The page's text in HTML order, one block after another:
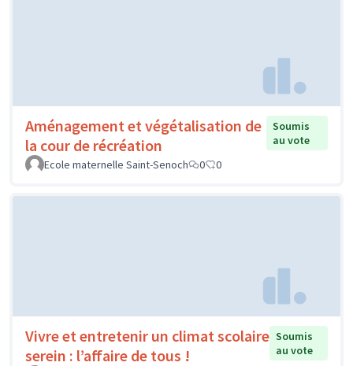
Aménagement et végétalisation de
la cour de récréation
Soumis
au vote
Ecole maternelle Saint-Senoch
0 0
Vivre et entretenir un climat scolaire
serein : l’affaire de tous !
Soumis
au vote